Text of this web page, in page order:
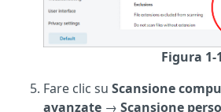
Figura 1-1
Fare clic su Scansione
avanzate → Scansione